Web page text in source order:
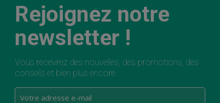
Rejoignez notre
newsletter !
Vous recevrez des nouvelles, des promotions, des
conseils et bien plus encore.